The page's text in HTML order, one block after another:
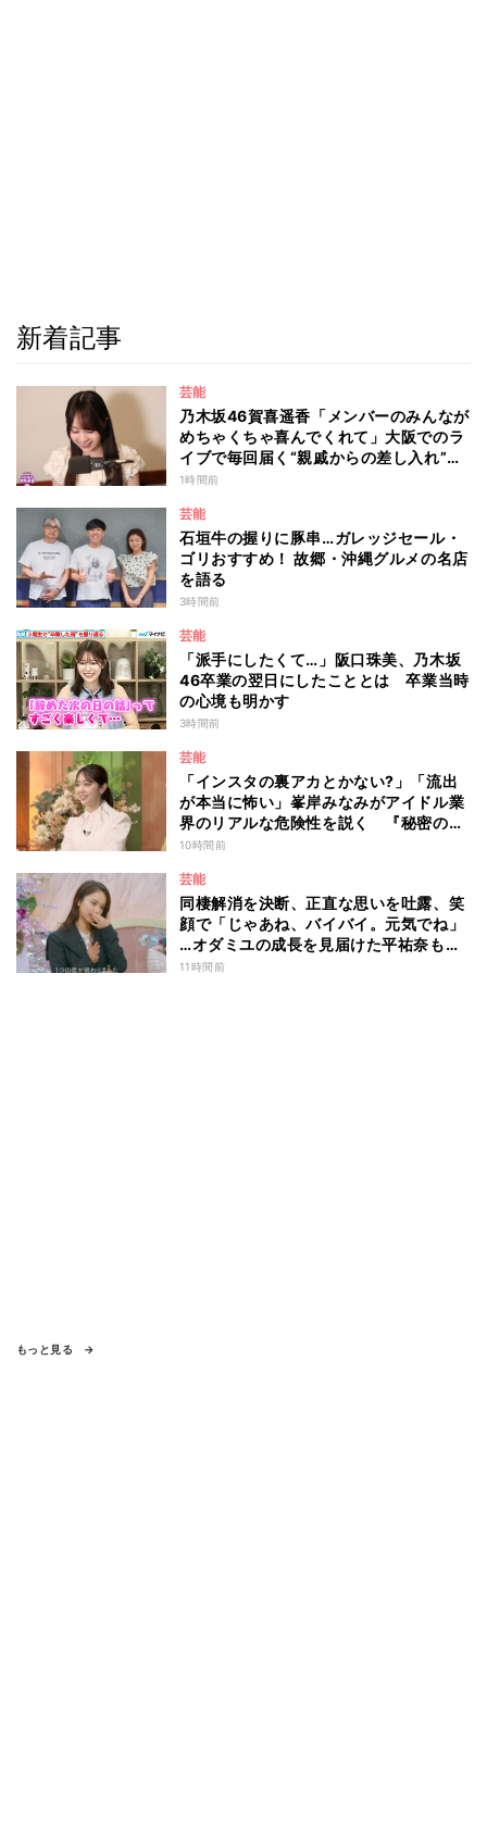
新着記事
芸能
乃木坂46賀喜遥香「メンバーのみんなが
めちゃくちゃ喜んでくれて」大阪でのラ
イブで毎回届く“親戚からの差し入れ”と
は？
1時間前
芸能
石垣牛の握りに豚串…ガレッジセール・
ゴリおすすめ！ 故郷・沖縄グルメの名店
を語る
3時間前
芸能
「派手にしたくて…」阪口珠美、乃木坂
46卒業の翌日にしたこととは 卒業当時
の心境も明かす
3時間前
芸能
「インスタの裏アカとかない?」「流出
が本当に怖い」峯岸みなみがアイドル業
界のリアルな危険性を説く 『秘密のマ
マ園』特別編
10時間前
芸能
同棲解消を決断、正直な思いを吐露、笑
顔で「じゃあね、バイバイ。元気でね」
…オダミユの成長を見届けた平祐奈も思
わず涙 『ガールオアレディ3』
11時間前
もっと見る